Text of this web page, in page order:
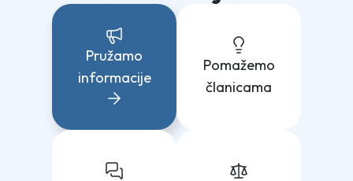
Pružamo
informacije
Pomažemo
članicama